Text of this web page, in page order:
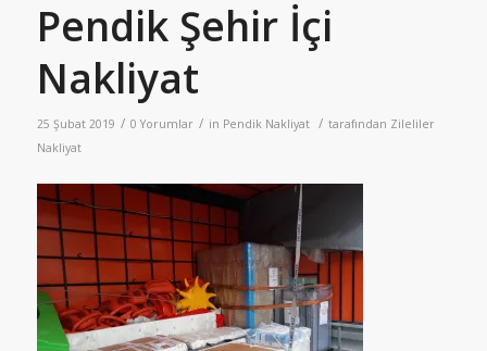
Pendik Şehir İçi
Nakliyat
25 Şubat 2019 / 0 Yorumlar / in Pendik Nakliyat / tarafından Zileliler
Nakliyat